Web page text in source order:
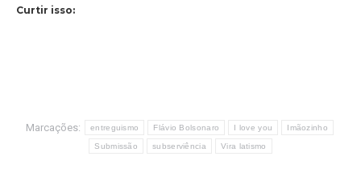
Curtir isso:
Marcações: entreguismo Flávio Bolsonaro I love you Imãozinho
Submissão subserviência Vira latismo